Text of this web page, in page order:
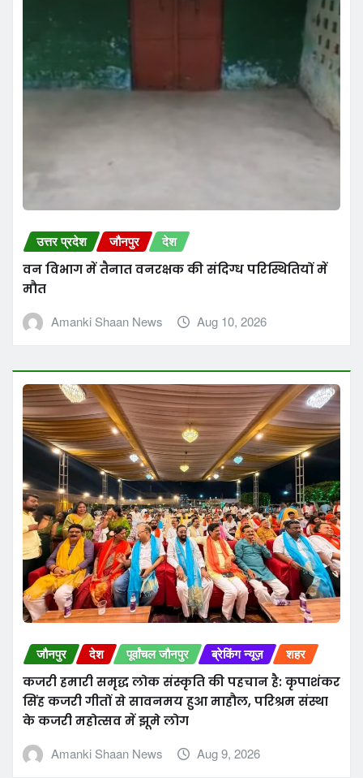
उत्तर प्रदेश जौनपुर देश
वन विभाग में तैनात वनरक्षक की संदिग्ध परिस्थितियों में
मौत
Amanki Shaan News
Aug 10, 2026
जौनपुर देश पूर्वांचल जौनपुर ब्रेकिंग न्यूज़ शहर
कजरी हमारी समृद्ध लोक संस्कृति की पहचान है: कृपाशंकर
सिंह कजरी गीतों से सावनमय हुआ माहौल, परिश्रम संस्था
के कजरी महोत्सव में झूमे लोग
Amanki Shaan News
Aug 9, 2026